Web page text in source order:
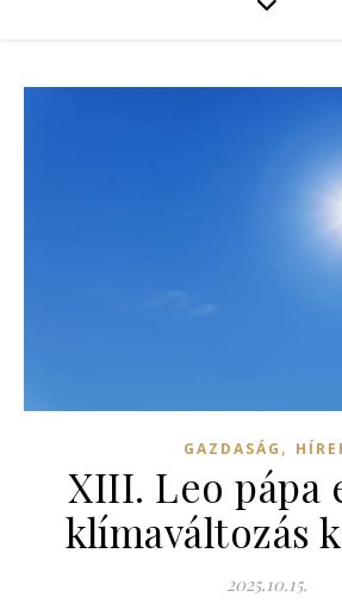
GAZDASÁG ,
XIII. Leo pápa
klímaváltozás
2025.10.15.